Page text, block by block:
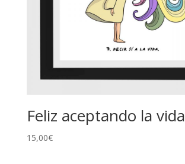
Feliz aceptando la vida
15,00€